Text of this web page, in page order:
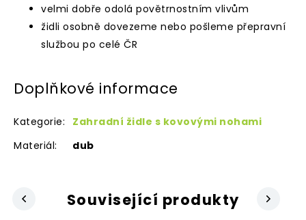
velmi dobře odolá povětrnostním vlivům
židli osobně dovezeme nebo pošleme přepravní
službou po celé ČR
Doplňkové informace
Kategorie:
Zahradní židle s kovovými nohami
Materiál: dub
Související produkty Next